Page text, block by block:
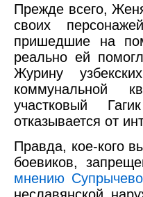
Прежде всего,
своих
пришедшие на
реально ей
Журину
коммунальной
участковый
отказывается от
Правда, кое-кого
боевиков,
мнению
неславянской